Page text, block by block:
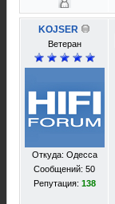
KOJSER
Ветеран
Откуда: Одесса
Сообщений: 50
Репутация: 138